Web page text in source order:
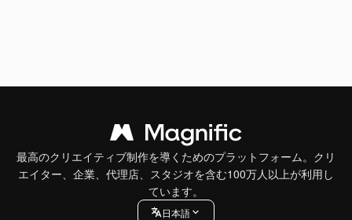
最高のクリエイティブ制作を導くためのプラットフォーム。クリ
エイター、企業、代理店、スタジオを含む100万人以上が利用し
ています。
日本語